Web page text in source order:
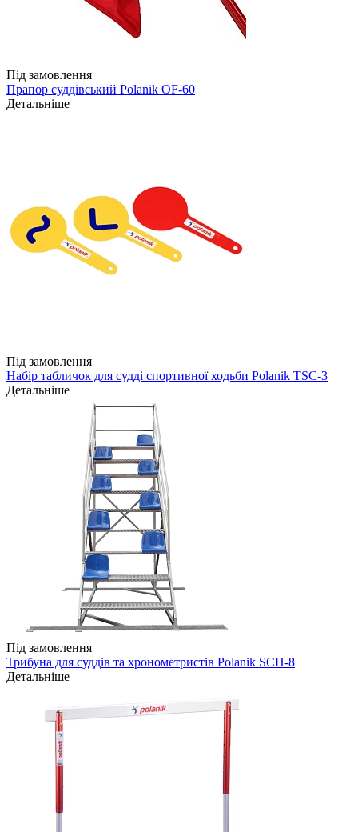
Під замовлення
Прапор суддівський Polanik OF-60
Детальніше
Під замовлення
Набір табличок для судді спортивної ходьби Polanik TSC-3
Детальніше
Під замовлення
Трибуна для суддів та хронометристів Polanik SCH-8
Детальніше